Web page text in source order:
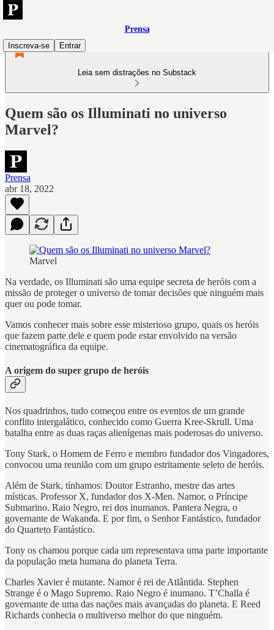
Prensa
Inscreva-se
Entrar
Leia sem distrações no Substack
Quem são os Illuminati no universo
Marvel?
Prensa
abr 18, 2022
Marvel
Na verdade, os Illuminati são uma equipe secreta de heróis com a
missão de proteger o universo de tomar decisões que ninguém mais
quer ou pode tomar.
Vamos conhecer mais sobre esse misterioso grupo, quais os heróis
que fazem parte dele e quem pode estar envolvido na versão
cinematográfica da equipe.
A origem do super grupo de heróis
Nos quadrinhos, tudo começou entre os eventos de um grande
conflito intergalático, conhecido como Guerra Kree-Skrull. Uma
batalha entre as duas raças alienígenas mais poderosas do universo.
Tony Stark, o Homem de Ferro e membro fundador dos Vingadores,
convocou uma reunião com um grupo estritamente seleto de heróis.
Além de Stark, tínhamos: Doutor Estranho, mestre das artes
místicas. Professor X, fundador dos X-Men. Namor, o Príncipe
Submarino. Raio Negro, rei dos inumanos. Pantera Negra, o
governante de Wakanda. E por fim, o Senhor Fantástico, fundador
do Quarteto Fantástico.
Tony os chamou porque cada um representava uma parte importante
da população meta humana do planeta Terra.
Charles Xavier é mutante. Namor é rei de Atlântida. Stephen
Strange é o Mago Supremo. Raio Negro é inumano. T’Challa é
governante de uma das nações mais avançadas do planeta. E Reed
Richards conhecia o multiverso melhor do que ninguém.